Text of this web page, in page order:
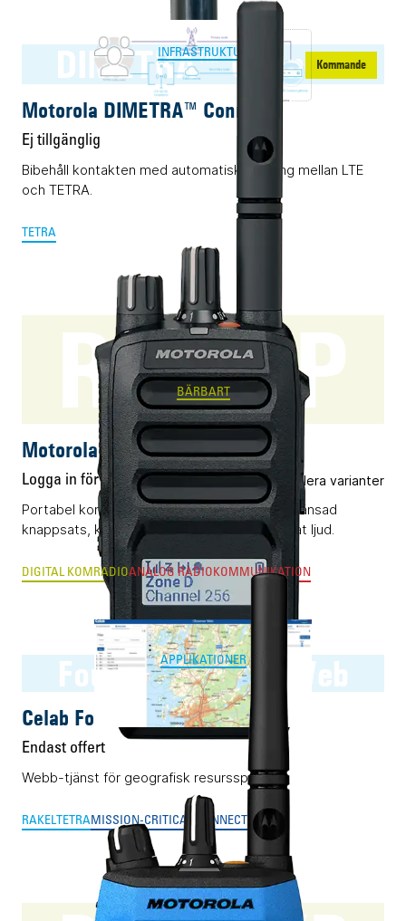
Kommande
DIMETRA™ Connect
INFRASTRUKTUR
Motorola DIMETRA™ Connect
Ej tillgänglig
Bibehåll kontakten med automatisk roaming mellan LTE
och TETRA.
TETRA
R5 LKP
BÄRBART
Motorola R5 LKP
Logga in för pris Flera varianter
Portabel komradio (DMR) utrustad med begränsad
knappsats, kompakt display och AI-optimerat ljud.
DIGITAL KOMRADIOANALOG RADIOKOMMUNIKATION
Four:C Observer Web
APPLIKATIONER
Celab Four:C Observer Web
Endast offert
Webb-tjänst för geografisk resursspårning.
RAKELTETRAMISSION-CRITICAL CONNECTIVITY